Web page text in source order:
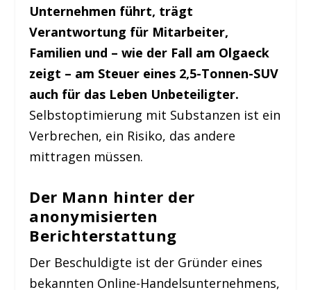
Unternehmen führt, trägt
Verantwortung für Mitarbeiter,
Familien und – wie der Fall am Olgaeck
zeigt – am Steuer eines 2,5-Tonnen-SUV
auch für das Leben Unbeteiligter.
Selbstoptimierung mit Substanzen ist ein
Verbrechen, ein Risiko, das andere
mittragen müssen.
Der Mann hinter der
anonymisierten
Berichterstattung
Der Beschuldigte ist der Gründer eines
bekannten Online-Handelsunternehmens,